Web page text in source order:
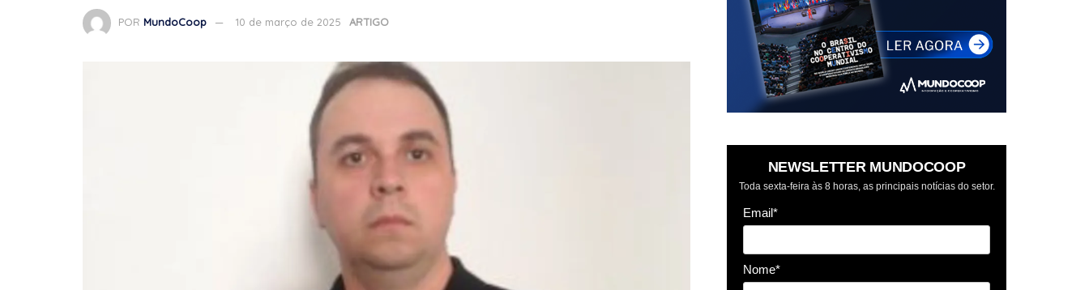
POR MundoCoop 10 de março de 2025 ARTIGO
NEWSLETTER MUNDOCOOP
Toda sexta-feira às 8 horas, as principais notícias do setor.
Email*
Nome*